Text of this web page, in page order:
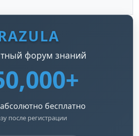
форум знаний
бесплатно
после регистрации